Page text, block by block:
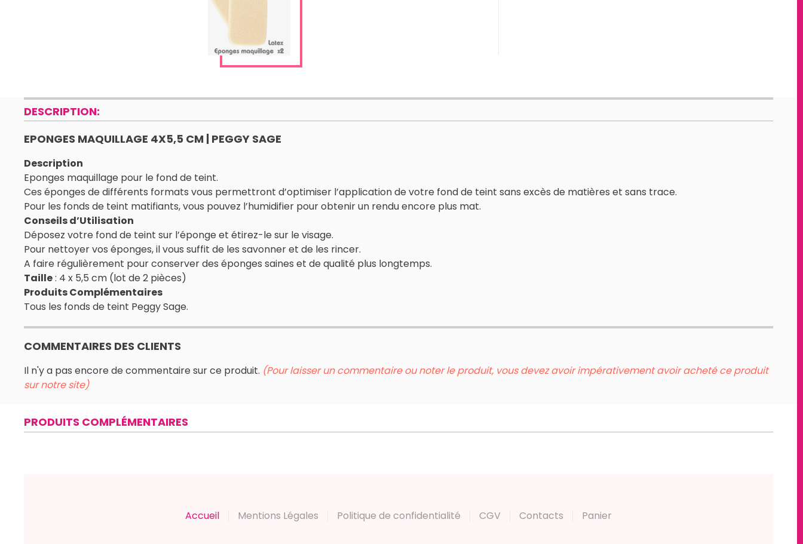
DESCRIPTION:
EPONGES MAQUILLAGE 4X5,5 CM | PEGGY SAGE
Description
Eponges maquillage pour le fond de teint.
Ces éponges de différents formats vous permettront d’optimiser l’application de votre fond de teint sans excès de matières et sans trace.
Pour les fonds de teint matifiants, vous pouvez l’humidifier pour obtenir un rendu encore plus mat.
Conseils d’Utilisation
Déposez votre fond de teint sur l’éponge et étirez-le sur le visage.
Pour nettoyer vos éponges, il vous suffit de les savonner et de les rincer.
A faire régulièrement pour conserver des éponges saines et de qualité plus longtemps.
Taille: 4 x 5,5 cm (lot de 2 pièces)
Produits Complémentaires
Tous les fonds de teint Peggy Sage.
COMMENTAIRES DES CLIENTS
Il n'y a pas encore de commentaire sur ce produit. (Pour laisser un commentaire ou noter le produit, vous devez avoir impérativement avoir acheté ce produit
sur notre site)
PRODUITS COMPLÉMENTAIRES
Accueil Mentions Légales Politique de confidentialité CGV Contacts Panier